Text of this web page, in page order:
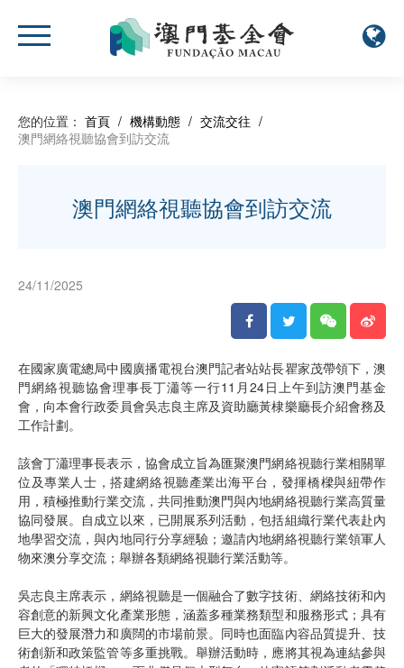
您的位置： 首頁 / 機構動態 / 交流交往 /
澳門網絡視聽協會到訪交流
澳門網絡視聽協會到訪交流
24/11/2025
在國家廣電總局中國廣播電視台澳門記者站站長瞿家茂帶領下，澳
門網絡視聽協會理事長丁瀟等一行11月24日上午到訪澳門基金
會，向本會行政委員會吳志良主席及資助廳黃棣樂廳長介紹會務及
工作計劃。
該會丁瀟理事長表示，協會成立旨為匯聚澳門網絡視聽行業相關單
位及專業人士，搭建網絡視聽產業出海平台，發揮橋樑與紐帶作
用，積極推動行業交流，共同推動澳門與內地網絡視聽行業高質量
協同發展。自成立以來，已開展系列活動，包括組織行業代表赴內
地學習交流，與內地同行分享經驗；邀請內地網絡視聽行業領軍人
物來澳分享交流；舉辦各類網絡視聽行業活動等。
吳志良主席表示，網絡視聽是一個融合了數字技術、網絡技術和內
容創意的新興文化產業形態，涵蓋多種業務類型和服務形式；具有
巨大的發展潛力和廣闊的市場前景。同時也面臨內容品質提升、技
術創新和政策監管等多重挑戰。舉辦活動時，應將其視為連結參與